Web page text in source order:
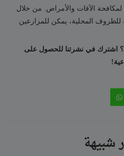
لمكافحة الآفات والأمراض. من خلال
المحلية، يمكن للمزارعين
اشترك في نشرتنا للحصول على
شبيهة